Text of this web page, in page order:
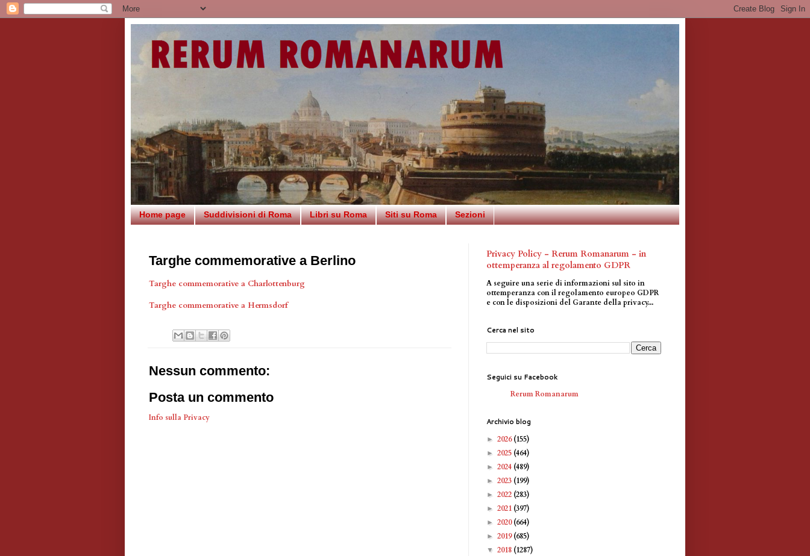
Home page Suddivisioni di Roma Libri su Roma Siti su Roma Sezioni
Targhe commemorative a Berlino
Targhe commemorative a Charlottenburg
Targhe commemorative a Hermsdorf
Nessun commento:
Posta un commento
Info sulla Privacy
Privacy Policy - Rerum Romanarum - in
ottemperanza al regolamento GDPR
A seguire una serie di informazioni sul sito in
ottemperanza con il regolamento europeo GDPR
e con le disposizioni del Garante della privacy...
Cerca nel sito
Seguici su Facebook
Rerum Romanarum
Archivio blog
► 2026(155)
► 2025 (464)
► 2024 (489)
► 2023 (199)
► 2022 (283)
► 2021 (397)
► 2020(664)
► 2019(685)
▼ 2018 (1287)